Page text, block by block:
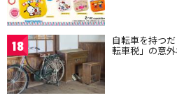
18 自転車を持つ
転車税」の意